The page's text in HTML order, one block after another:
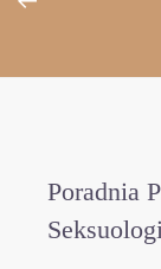
Poradnia